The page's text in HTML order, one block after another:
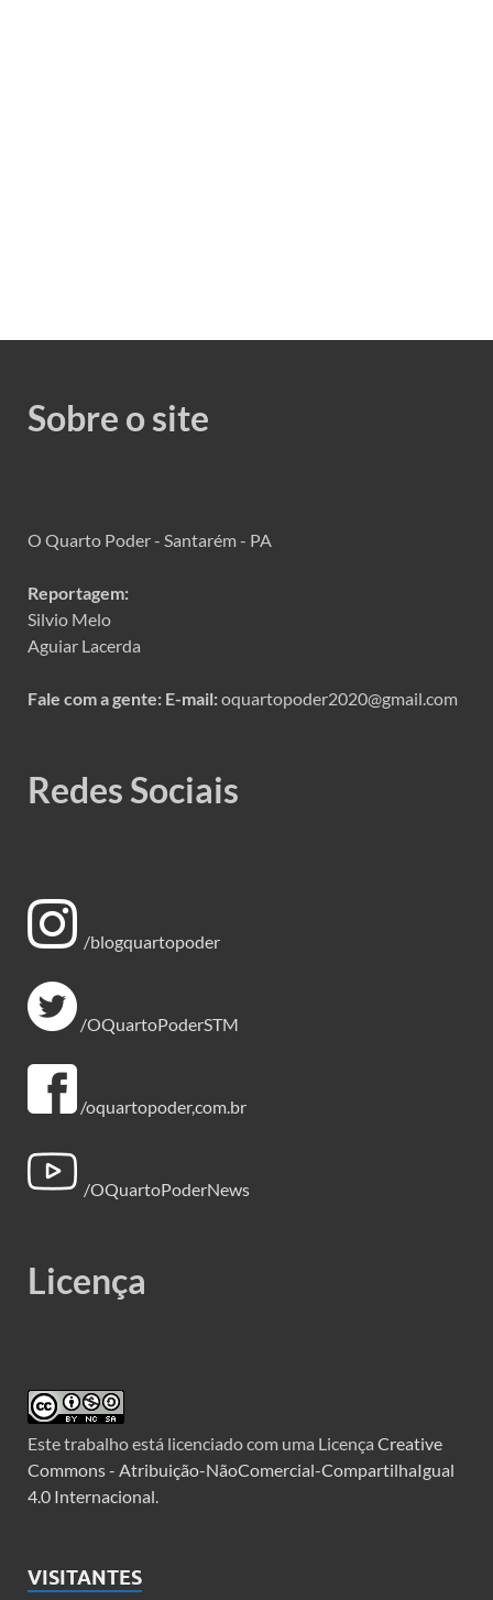
Sobre o site
O Quarto Poder - Santarém - PA
Reportagem:
Silvio Melo
Aguiar Lacerda
Fale com a gente: E-mail:oquartopoder2020@gmail.com
Redes Sociais
/blogquartopoder
/OQuartoPoderSTM
/oquartopoder,com.br
/OQuartoPoderNews
Licença
Este trabalho está licenciado com uma Licença Creative
Commons - Atribuição-NãoComercial-CompartilhaIgual
4.0 Internacional
VISITANTES